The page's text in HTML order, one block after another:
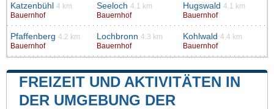
Katzenbühl 4 km
Bauernhof
Seeloch 4.1 km
Bauernhof
Hugswald 4.1 km
Bauernhof
Pfaffenberg 4.2 km
Bauernhof
Lochbronn 4.3 km
Bauernhof
Kohlwald 4.4 km
Bauernhof
FREIZEIT UND AKTIVITÄTEN IN
DER UMGEBUNG DER